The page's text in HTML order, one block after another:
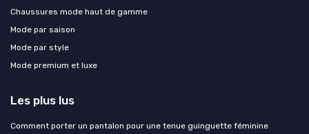
Chaussures mode haut de gamme
Mode par saison
Mode par style
Mode premium et luxe
Les plus lus
Comment porter un pantalon pour une tenue guinguette féminine